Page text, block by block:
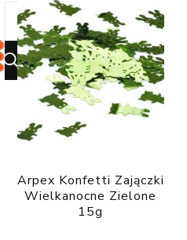
Arpex Konfetti Zajączki
Wielkanocne Zielone
15g
Looking
for
Something?